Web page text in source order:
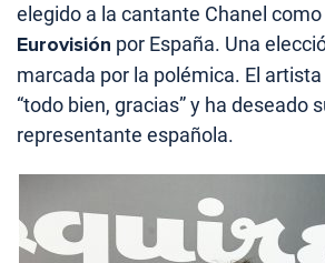
elegido a la cantante Chanel
Eurovisión por España. Una
marcada por la polémica. El
“todo bien, gracias” y ha deseado
representante española.